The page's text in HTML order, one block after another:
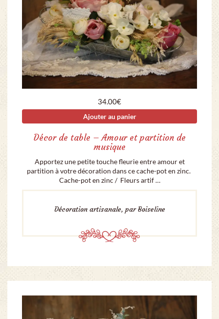
34.00€
Ajouter au panier
Décor de table – Amour et partition de
musique
Apportez une petite touche fleurie entre amour et
partition à votre décoration dans ce cache-pot en zinc.
Cache-pot en zinc / Fleurs artif …
Décoration artisanale, par Boiseline